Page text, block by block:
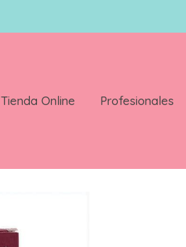
Tienda Online Profesionales